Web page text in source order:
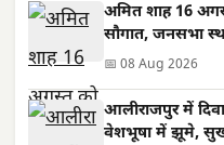
अमित शाह 16
सौगात, जनसभा
📅 08 Aug 2026
आलीराजपुर में
वेशभूषा में झूमे,